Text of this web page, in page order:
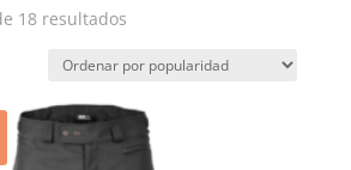
18 resultadosOrdenado
popularidad